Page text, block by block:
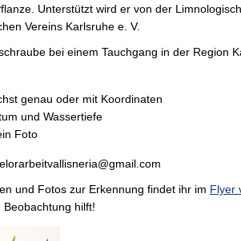
Unterstützt wird er von der
Vereins Karlsruhe e. V.
bei einem Tauchgang in der Region
genau oder mit Koordinaten
und Wassertiefe
Foto
und Fotos zur Erkennung findet ihr im Flyer
hilft!